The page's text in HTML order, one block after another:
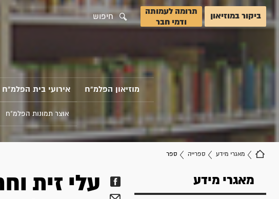
ביקור במוזיאון
תרומה לעמותה
ודמי חבר
חיפוש
מוזיאון הפלמ"ח אירועי בית הפלמ"ח
אוצר תמונות הפלמ"ח
מאגרי מידע ספרייה ספר
מאגרי מידע
עלי זית